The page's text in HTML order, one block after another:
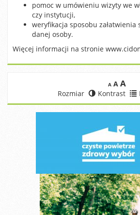
pomoc w umówieniu wizyty we
czy instytucji,
weryfikacja sposobu załatwienia
danej osoby.
Więcej informacji na stronie
A A A
Rozmiar Kontrast